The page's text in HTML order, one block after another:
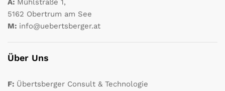
A: Mühlstraße 1,
5162 Obertrum am See
M: info@uebertsberger.at
Über Uns
F: Übertsberger Consult & Technologie